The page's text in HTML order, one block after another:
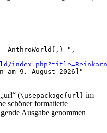
AnthroWorld{,} ",
am 9. August 2026]"
(\usepackage{url} im
schöner formatierte
Ausgabe genommen